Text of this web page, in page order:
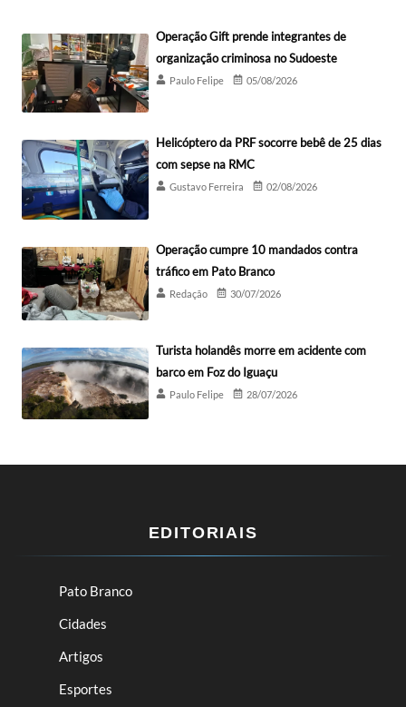
Operação Gift prende integrantes de
organização criminosa no Sudoeste
Paulo Felipe 05/08/2026
Helicóptero da PRF socorre bebê de 25 dias
com sepse na RMC
Gustavo Ferreira 02/08/2026
Operação cumpre 10 mandados contra
tráfico em Pato Branco
Redação 30/07/2026
Turista holandês morre em acidente com
barco em Foz do Iguaçu
Paulo Felipe 28/07/2026
EDITORIAIS
Pato Branco
Cidades
Artigos
Esportes